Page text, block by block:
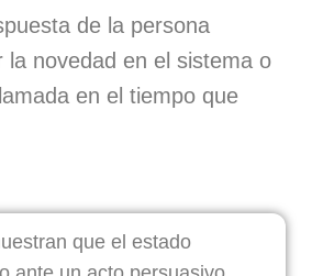
de la persona
la novedad en el sistema o
en el tiempo que
que el estado